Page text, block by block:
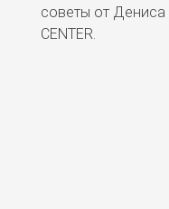
советы от Дениса
CENTER.